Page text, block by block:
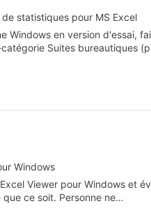
statistiques pour MS Excel
Windows en version d'essai,
Suites bureautiques
Windows
Viewer pour Windows et
ce soit. Personne ne…